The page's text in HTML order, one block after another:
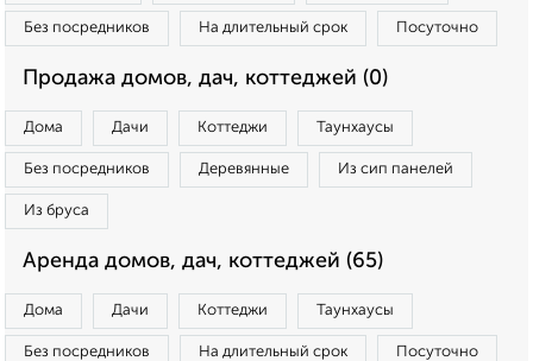
Без посредников На длительный срок Посуточно
Продажа домов, дач, коттеджей (0)
Дома Дачи Коттеджи Таунхаусы
Без посредников Деревянные Из сип панелей
Из бруса
Аренда домов, дач, коттеджей (65)
Дома Дачи Коттеджи Таунхаусы
Без посредников На длительный срок Посуточно